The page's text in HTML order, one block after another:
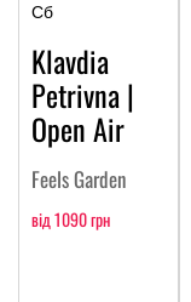
Сб
Klavdia
Petrivna |
Open Air
Feels Garden
від 1090 грн